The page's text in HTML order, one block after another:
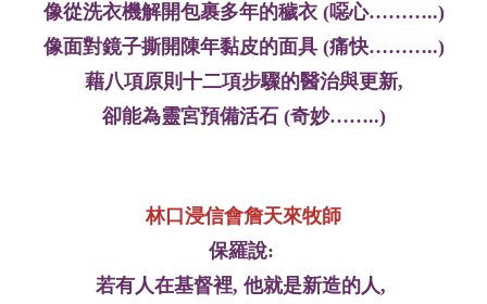
像從洗衣機解開包裹多年的穢衣 (噁心………..)
像面對鏡子撕開陳年黏皮的面具 (痛快………..)
藉八項原則十二項步驟的醫治與更新,
卻能為靈宮預備活石 (奇妙……..)
林口浸信會詹天來牧師
保羅說:
若有人在基督裡, 他就是新造的人,